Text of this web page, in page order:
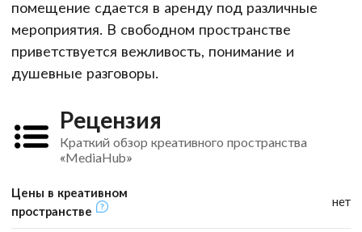
помещение сдается в аренду под различные
мероприятия. В свободном пространстве
приветствуется вежливость, понимание и
душевные разговоры.
Рецензия
Краткий обзор креативного пространства
«MediaHub»
Цены в креативном
пространстве
нет